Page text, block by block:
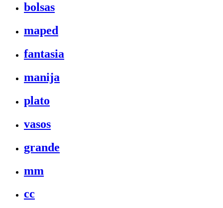
bolsas
maped
fantasia
manija
plato
vasos
grande
mm
cc